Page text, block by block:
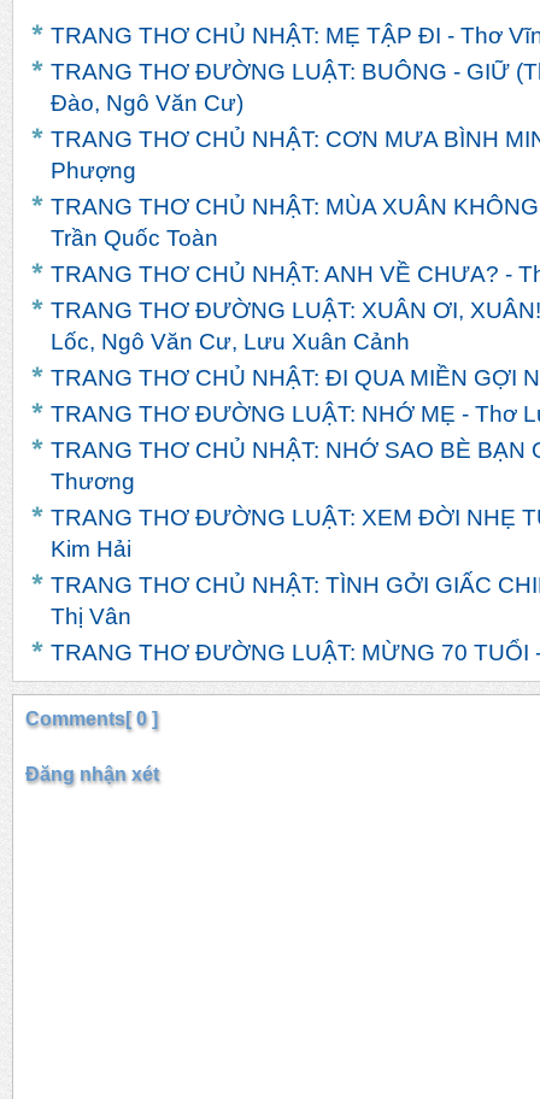
TRANG THƠ CHỦ NHẬT: MẸ TẬP ĐI - Thơ
TRANG THƠ ĐƯỜNG LUẬT: BUÔNG - GIỮ
Đào, Ngô Văn Cư)
TRANG THƠ CHỦ NHẬT: CƠN MƯA BÌNH
Phượng
TRANG THƠ CHỦ NHẬT: MÙA XUÂN
Trần Quốc Toàn
TRANG THƠ CHỦ NHẬT: ANH VỀ CHƯA? -
TRANG THƠ ĐƯỜNG LUẬT: XUÂN ƠI,
Lốc, Ngô Văn Cư, Lưu Xuân Cảnh
TRANG THƠ CHỦ NHẬT: ĐI QUA MIỀN GỢI
TRANG THƠ ĐƯỜNG LUẬT: NHỚ MẸ - Thơ
TRANG THƠ CHỦ NHẬT: NHỚ SAO BÈ BẠN
Thương
TRANG THƠ ĐƯỜNG LUẬT: XEM ĐỜI NHẸ
Kim Hải
TRANG THƠ CHỦ NHẬT: TÌNH GỞI GIẤC
Thị Vân
TRANG THƠ ĐƯỜNG LUẬT: MỪNG 70 TUỔI
Comments[ 0 ]
Đăng nhận xét